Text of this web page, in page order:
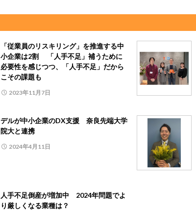
「従業員のリスキリング」を推進する中
小企業は2割 「人手不足」補うために
必要性を感じつつ、「人手不足」だから
こその課題も
2023年11月7日
デルが中小企業のDX支援 奈良先端大学
院大と連携
2024年4月11日
人手不足倒産が増加中 2024年問題でよ
り厳しくなる業種は？